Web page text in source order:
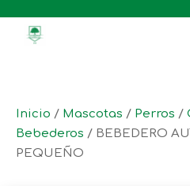
Inicio / Mascotas / Perros /
Bebederos / BEBEDERO
PEQUEÑO